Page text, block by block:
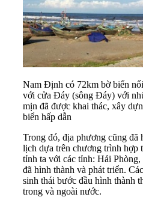
Nam Định có 72km bờ biển
với cửa Đáy (sông Đáy) với
mịn đã được khai thác, xây
biển hấp dẫn
Trong đó, địa phương cũng đã
lịch dựa trên chương trình hợp
tỉnh ta với các tỉnh: Hải
đã hình thành và phát triển.
sinh thái bước đầu hình thành
trong và ngoài nước.